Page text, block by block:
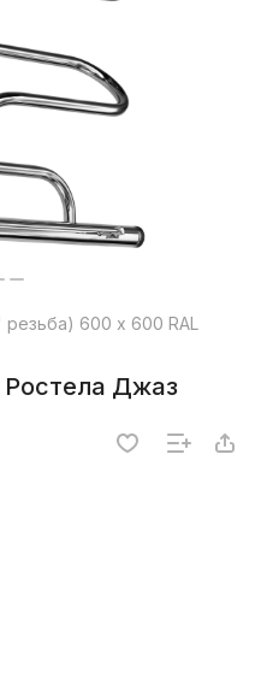
600 x 600 RAL
Джаз